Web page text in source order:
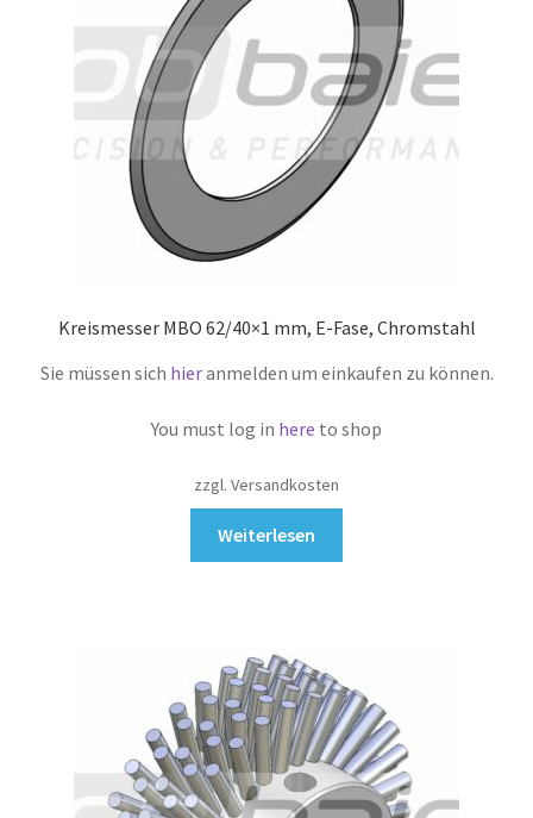
Kreismesser MBO 62/40×1 mm, E-Fase, Chromstahl
Sie müssen sich hieranmelden um einkaufen zu können.
You must log in here to shop
zzgl. Versandkosten
Weiterlesen